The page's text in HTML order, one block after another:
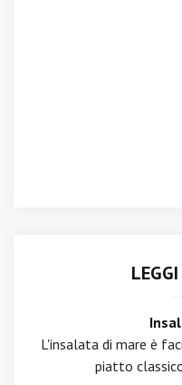
L'insalata di mare è
piatto